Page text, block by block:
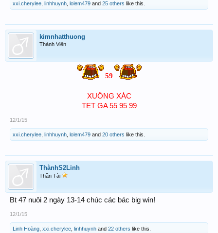
xxi.cherylee linhhuynh lolem479 and 25 others like this.
kimnhatthuong
Thành Viên
59
XUỐNG XÁC
TẸT GA 55 95 99
12/1/15
xxi.cherylee linhhuynh lolem479 and 20 others like this.
ThànhS2Linh
Thần Tài
Bt 47 nuôi 2 ngày 13-14 chúc các bác big win!
12/1/15
Linh Hoàng xxi.cherylee linhhuynh and 22 others like this.